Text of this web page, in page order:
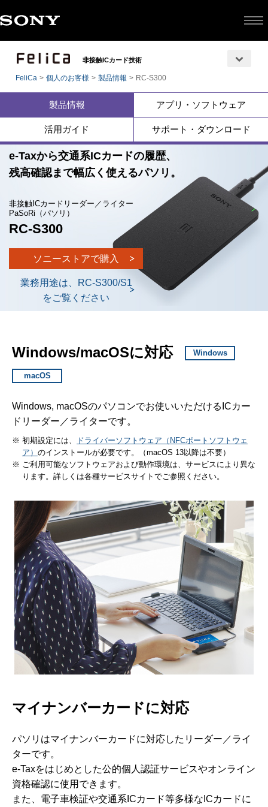
非接触ICカード技術
FeliCa 個人のお客様 製品情報 RC-S300
製品情報 アプリ・ソフトウェア
活用ガイド サポート・ダウンロード
e-Taxから交通系ICカードの履歴、
残高確認まで幅広く使えるパソリ。
非接触ICカードリーダー／ライター
PaSoRi（パソリ）
RC-S300
ソニーストアで購入
業務用途は、RC-S300/S1
をご覧ください
Windows/macOSに対応 Windows
macOS
Windows, macOSのパソコンでお使いいただけるICカー
ドリーダー／ライターです。
※ 初期設定には、
ドライバーソフトウェア（NFCポートソフトウェ
ア） のインストールが必要です。（macOS 13以降は不要）
※ ご利用可能なソフトウェアおよび動作環境は、サービスにより異な
ります。詳しくは各種サービスサイトでご参照ください。
マイナンバーカードに対応
パソリはマイナンバーカードに対応したリーダー／ライ
ターです。
e-Taxをはじめとした公的個人認証サービスやオンライン
資格確認に使用できます。
また、電子車検証や交通系ICカード等多様なICカードに